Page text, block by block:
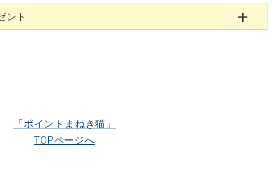
ント
「ポイントまねき猫」
TOPページへ